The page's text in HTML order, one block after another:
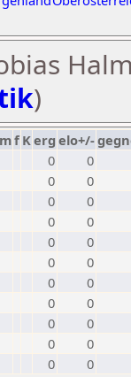
)
f Kerg elo+/-
0
0
0
0
0
0
0
0
0
0
0
0
0
0
0
0
0
0
0
0
0 0